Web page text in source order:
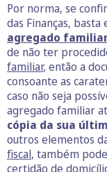
Por norma, se
das Finanças,
agregado
de não ter
familiar, então a
consoante as
caso não seja
agregado familiar
cópia da sua
outros elementos
fiscal, também
certidão de